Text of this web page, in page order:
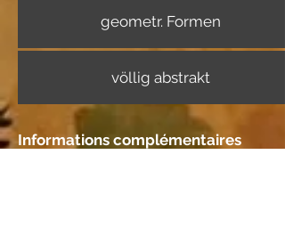
geometr. Formen
völlig abstrakt
Informations complémentaires